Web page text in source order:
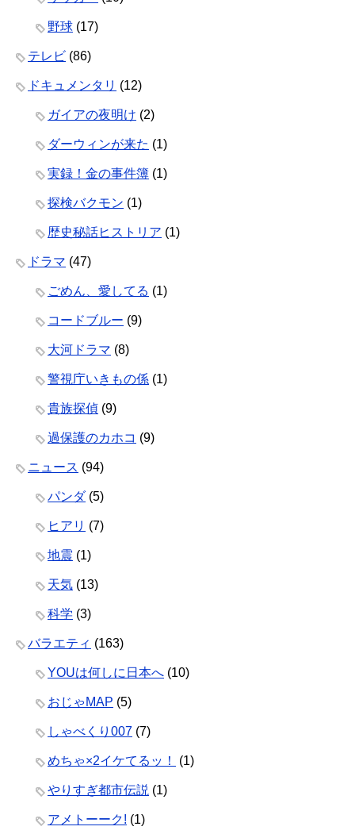
野球 (17)
テレビ (86)
ドキュメンタリ (12)
ガイアの夜明け (2)
ダーウィンが来た (1)
実録！金の事件簿 (1)
探検バクモン (1)
歴史秘話ヒストリア (1)
ドラマ (47)
ごめん、愛してる (1)
コードブルー (9)
大河ドラマ (8)
警視庁いきもの係 (1)
貴族探偵 (9)
過保護のカホコ (9)
ニュース (94)
パンダ(5)
ヒアリ (7)
地震 (1)
天気 (13)
科学 (3)
バラエティ (163)
YOUは何しに日本へ (10)
おじゃMAP (5)
しゃべくり007 (7)
めちゃ×2イケてるッ！ (1)
やりすぎ都市伝説 (1)
アメトーーク! (1)